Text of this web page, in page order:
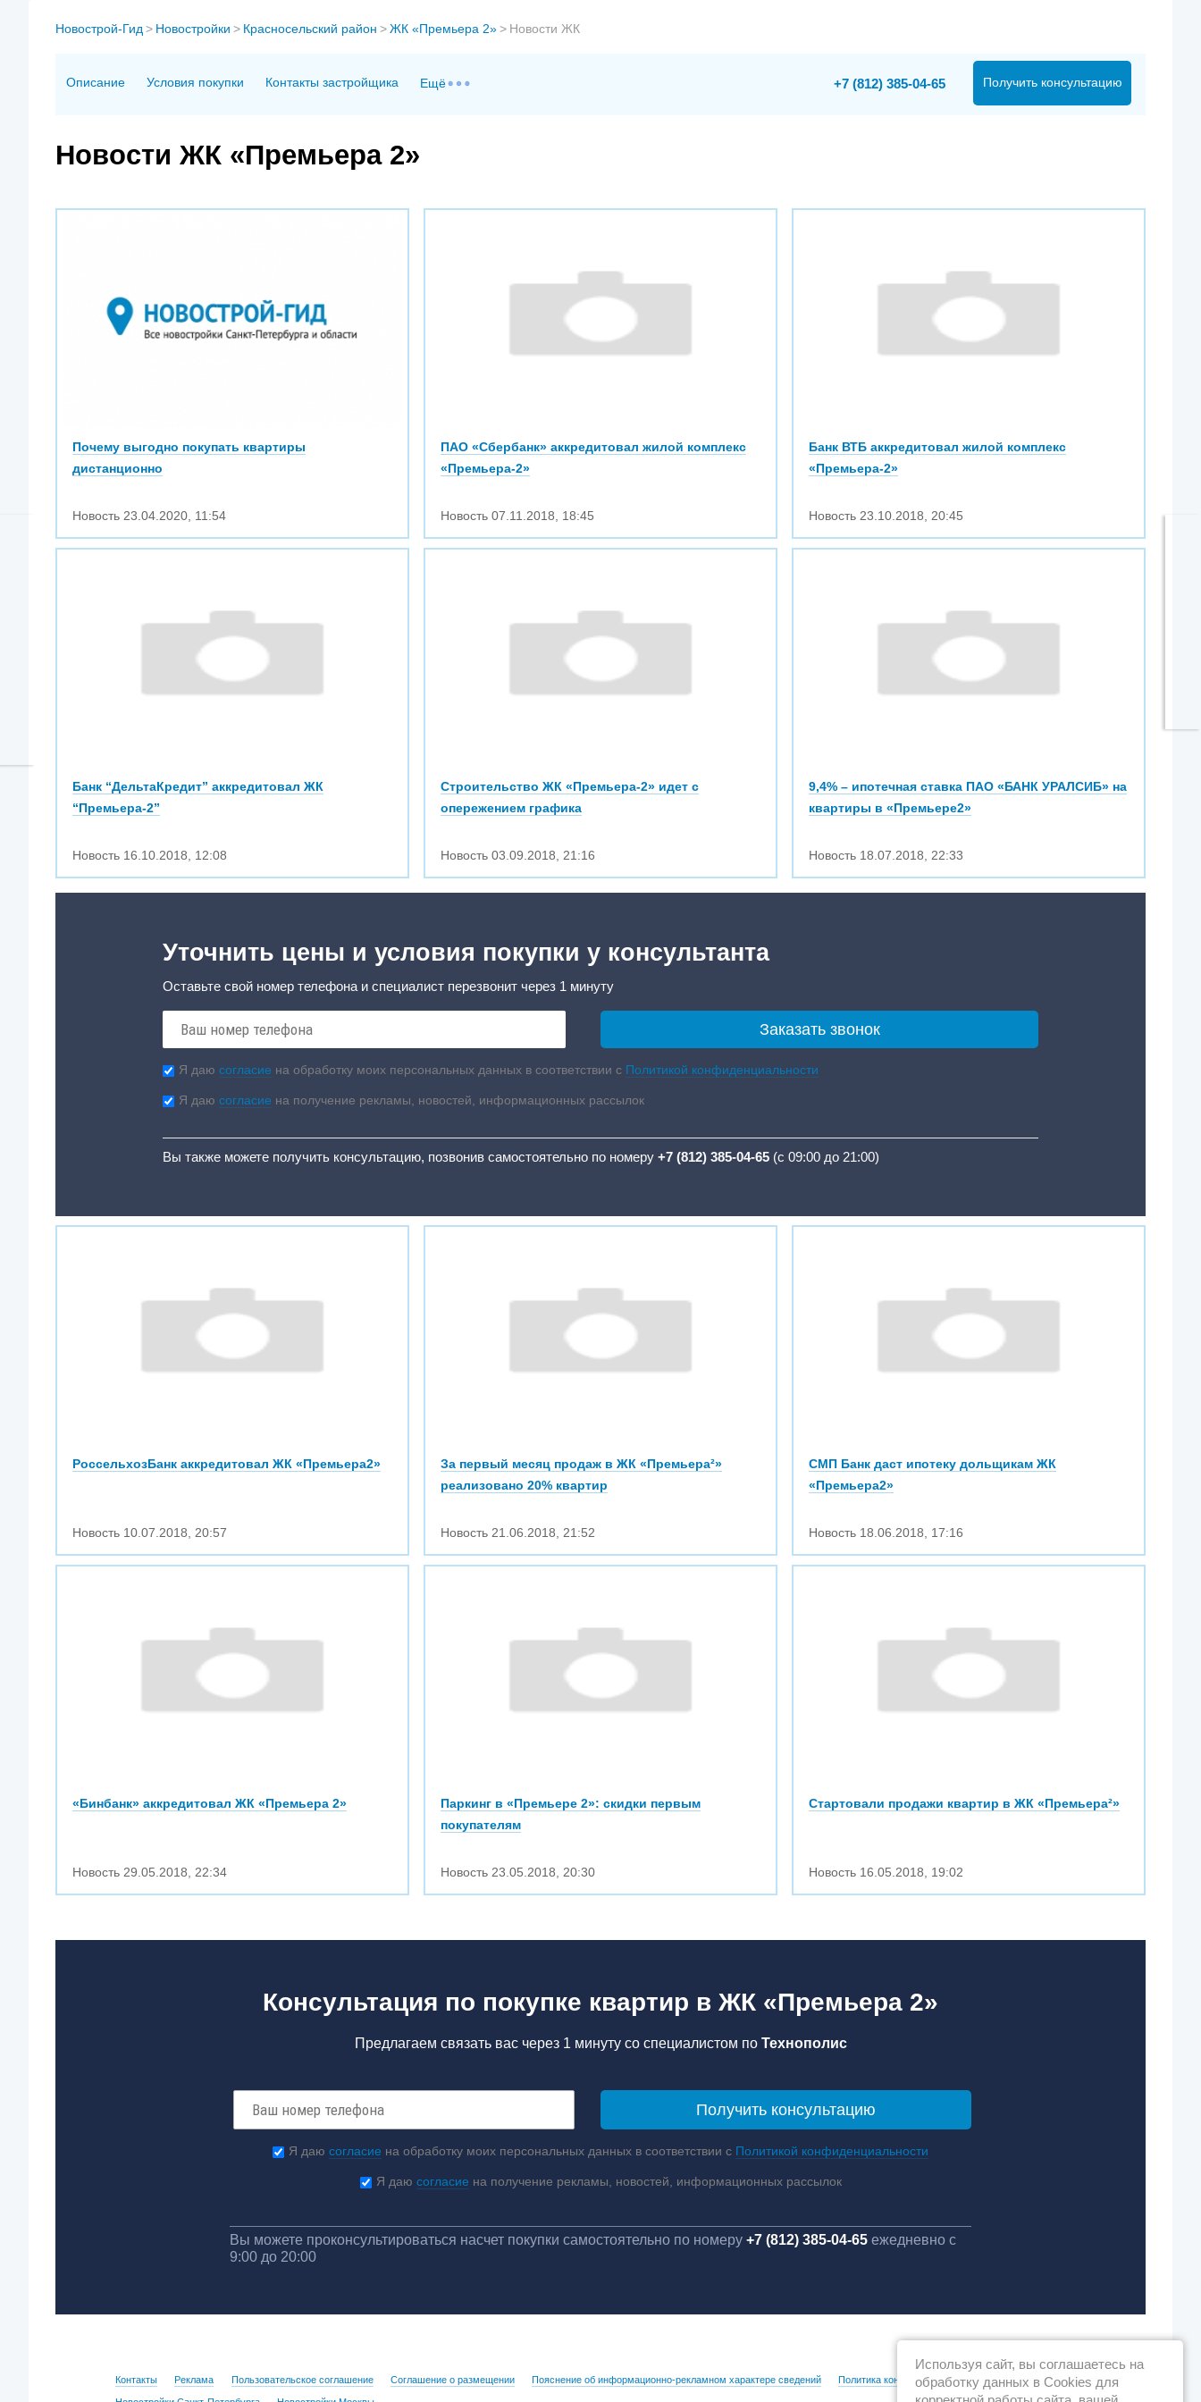
Новострой-Гид > Новостройки > Красносельский район >ЖК «Премьера 2»> Новости ЖК
Описание Условия покупки Контакты застройщика Ещё Получить консультацию
+7 (812) 385-04-65
Новости ЖК «Премьера 2»
Почему выгодно покупать квартиры
дистанционно
Новость 23.04.2020, 11:54
ПАО «Сбербанк» аккредитовал жилой комплекс
«Премьера-2»
Новость 07.11.2018 18:45
Банк ВТБ аккредитовал жилой комплекс
«Премьера-2»
Новость 23.10.2018 20:45
Банк “ДельтаКредит” аккредитовал ЖК
“Премьера-2”
Новость 16.10.2018 12:08
Строительство ЖК «Премьера-2» идет с
опережением графика
Новость 03.09.2018 21:16
9,4% – ипотечная ставка ПАО «БАНК УРАЛСИБ» на
квартиры в «Премьере2»
Новость 18.07.2018 22:33
Уточнить цены и условия покупки у консультанта
Оставьте свой номер телефона и специалист перезвонит через 1 минуту
Я даю согласие на обработку моих персональных данных в соответствии с Политикой конфиденциальности
Я даю согласие на получение рекламы, новостей, информационных рассылок
Вы также можете получить консультацию, позвонив самостоятельно по номеру +7 (812) 385-04-65 (с 09:00 до 21:00)
РоссельхозБанк аккредитовал ЖК «Премьера2»
Новость 10.07.2018 20:57
За первый месяц продаж в ЖК «Премьера²»
реализовано 20% квартир
Новость 21.06.2018 21:52
СМП Банк даст ипотеку дольщикам ЖК
«Премьера2»
Новость 18.06.2018 17:16
«Бинбанк» аккредитовал ЖК «Премьера 2»
Новость 29.05.2018 22:34
Паркинг в «Премьере 2»: скидки первым
покупателям
Новость 23.05.2018 20:30
Стартовали продажи квартир в ЖК «Премьера²»
Новость 16.05.2018 19:02
Консультация по покупке квартир в ЖК «Премьера 2»
Предлагаем связать вас через 1 минуту со специалистом по Технополис
Я даю согласие на обработку моих персональных данных в соответствии с Политикой конфиденциальности
Я даю согласие на получение рекламы, новостей, информационных рассылок
Вы можете проконсультироваться насчет покупки самостоятельно по номеру+7 (812) 385-04-65 ежедневно с
9:00 до 20:00
Контакты Реклама Пользовательское соглашение Соглашение о размещении Пояснение об информационно-рекламном характере сведений Политика конфиденциальности
Используя сайт, вы соглашаетесь на
обработку данных в Cookies для